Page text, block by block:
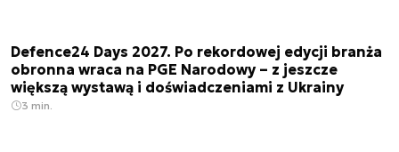
Defence24 Days 2027. Po rekordowej edycji branża
obronna wraca na PGE Narodowy – z jeszcze
większą wystawą i doświadczeniami z Ukrainy
3 min.